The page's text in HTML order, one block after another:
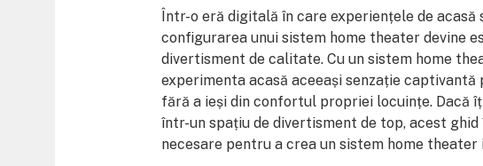
Într-o eră digitală în care experiențele de
configurarea unui sistem home theater devine
divertisment de calitate. Cu un sistem home
experimenta acasă aceeași senzație
fără a ieși din confortul propriei locuințe. Dacă
într-un spațiu de divertisment de top, acest
necesare pentru a crea un sistem home theater